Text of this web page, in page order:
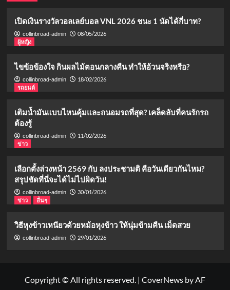
เปิดเงินรางวัลวอลเลย์บอล VNL 2026 ชนะ 1 นัดได้กี่บาท?
collinbroad-admin
08/05/2026
ผู้หญิง
ไขข้อข้องใจ กินผลไม้ตอนกลางคืน ทำให้อ้วนจริงหรือ?
collinbroad-admin
18/02/2026
รถยนต์
เติมน้ำมันแบบไหนคุ้มและถนอมรถที่สุด? เคล็ดลับที่คนรักรถ
ต้องรู้
collinbroad-admin
11/02/2026
ข่าว
เลือกตั้งล่วงหน้า 2569 กับ ลงประชามติ คือวันเดียวกันไหม?
สรุปชัดที่นี่จะได้ไม่ไปผิดวัน!
collinbroad-admin
30/01/2026
ข่าว
อื่นๆ
วิธีหุงข้าวเหนียวด้วยหม้อหุงข้าว ให้นุ่มข้ามคืน เม็ดสวย
collinbroad-admin 29/01/2026
Copyright © All rights reserved. | CoverNews by AF